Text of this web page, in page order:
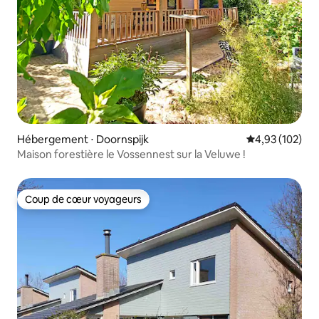
Hébergement ⋅ Doornspijk Évaluation
4,93 (102)
Maison forestière le Vossennest sur la Veluwe !
Coup de cœur voyageurs
Coup de cœur voyageurs